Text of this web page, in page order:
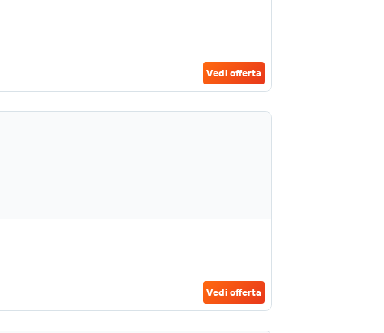
Vedi offerta
Vedi offerta